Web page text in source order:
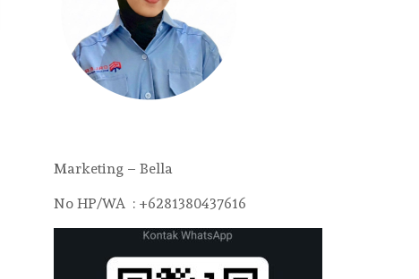
Marketing – Bella
No HP/WA : +6281380437616